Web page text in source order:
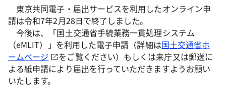
東京共同電子・届出サービスを利用したオンライン申
請は令和7年2月28日で終了しました。
今後は、「国土交通省手続業務一貫処理システム
（eMLIT）」を利用した電子申請（詳細は国土交通省ホ
ームページ
をご覧ください）もしくは来庁又は郵送に
よる紙申請により届出を行っていただきますようお願い
いたします。